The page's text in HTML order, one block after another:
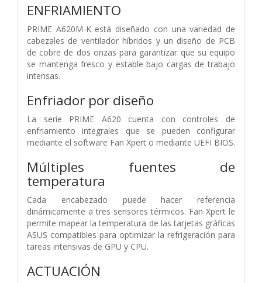
ENFRIAMIENTO
PRIME A620M-K está diseñado con una variedad de
cabezales de ventilador híbridos y un diseño de PCB
de cobre de dos onzas para garantizar que su equipo
se mantenga fresco y estable bajo cargas de trabajo
intensas.
Enfriador por diseño
La serie PRIME A620 cuenta con controles de
enfriamiento integrales que se pueden configurar
mediante el software Fan Xpert o mediante UEFI BIOS.
Múltiples fuentes de
temperatura
Cada encabezado puede hacer referencia
dinámicamente a tres sensores térmicos. Fan Xpert le
permite mapear la temperatura de las tarjetas gráficas
ASUS compatibles para optimizar la refrigeración para
tareas intensivas de GPU y CPU.
ACTUACIÓN